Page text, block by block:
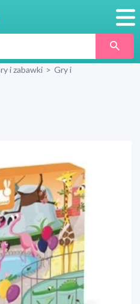
i zabawki > Gry i